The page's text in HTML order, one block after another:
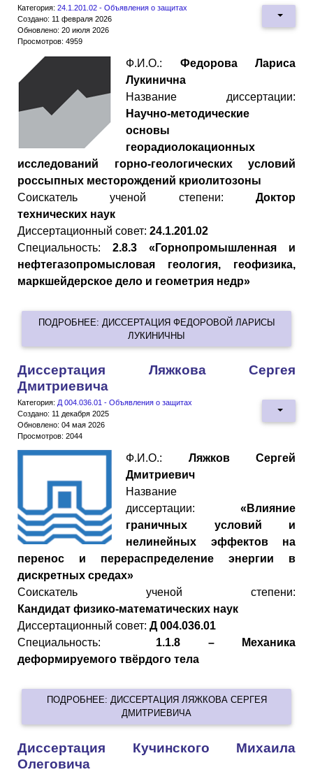
Категория: 24.1.201.02 - Объявления о защитах
Создано: 11 февраля 2026
Обновлено: 20 июля 2026
Просмотров: 4959
Ф.И.О.: Федорова Лариса
Лукинична
Название диссертации:
Научно-методические
основы
георадиолокационных
исследований горно-геологических условий
россыпных месторождений криолитозоны
Cоискатель ученой степени: Доктор
технических наук
Диссертационный совет: 24.1.201.02
Специальность: 2.8.3 «Горнопромышленная и
нефтегазопромысловая геология, геофизика,
маркшейдерское дело и геометрия недр»
ПОДРОБНЕЕ: ДИССЕРТАЦИЯ ФЕДОРОВОЙ ЛАРИСЫ
ЛУКИНИЧНЫ
Диссертация Ляжкова Сергея
Дмитриевича
Категория: Д 004.036.01 - Объявления о защитах
Создано: 11 декабря 2025
Обновлено: 04 мая 2026
Просмотров: 2044
Ф.И.О.: Ляжков Сергей
Дмитриевич
Название
диссертации: «Влияние
граничных условий и
нелинейных эффектов на
перенос и перераспределение энергии в
дискретных средах»
Cоискатель ученой степени:
Кандидат физико-математических наук
Диссертационный совет: Д 004.036.01
Специальность: 1.1.8 – Механика
деформируемого твёрдого тела
ПОДРОБНЕЕ: ДИССЕРТАЦИЯ ЛЯЖКОВА СЕРГЕЯ
ДМИТРИЕВИЧА
Диссертация Кучинского Михаила
Олеговича